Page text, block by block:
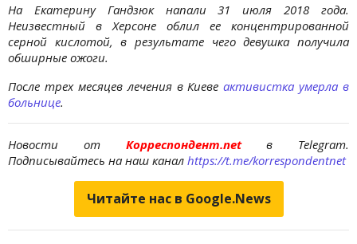
На Екатерину Гандзюк напали 31 июля 2018 года.
Неизвестный в Херсоне облил ее концентрированной
серной кислотой, в результате чего девушка получила
обширные ожоги.
После трех месяцев лечения в Киевеактивистка умерла в
больнице.
Новости отКорреспондент.netв Telegram.
Подписывайтесь на наш канал https://t.me/korrespondentnet
Читайте нас в Google.News